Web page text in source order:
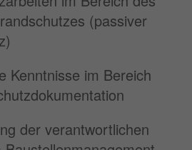
(passiver
Kenntnisse im Bereich
der verantwortlichen